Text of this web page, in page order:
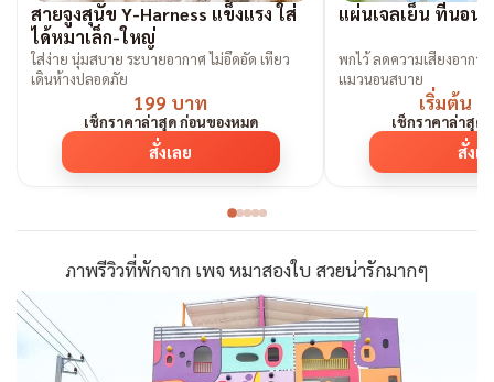
สายจูงสุนัข Y-Harness แข็งแรง ใส่
ได้หมาเล็ก-ใหญ่
ใส่ง่าย นุ่มสบาย ระบายอากาศ ไม่อึดอัด เที่ยว
เดินห้างปลอดภัย
199 บาท
เช็กราคาล่าสุด ก่อนของหมด
สั่งเลย
แผ่นเจลเย็น ที่นอนเ
พกไว้ ลดความเสี่ยงอากา
แมวนอนสบาย
เริ่มต้น
เช็กราคาล่าสุด
สั่งเ
ภาพรีวิวที่พักจาก เพจ หมาสองใบ สวยน่ารักมากๆ